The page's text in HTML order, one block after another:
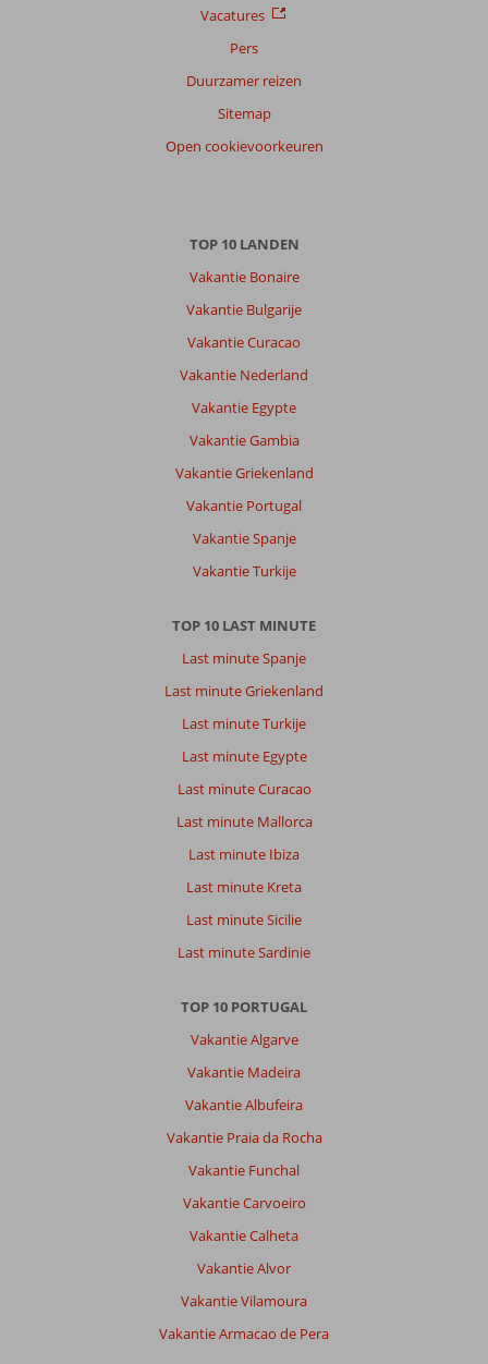
Vacatures
Pers
Duurzamer reizen
Sitemap
Open cookievoorkeuren
TOP 10 LANDEN
Vakantie Bonaire
Vakantie Bulgarije
Vakantie Curacao
Vakantie Nederland
Vakantie Egypte
Vakantie Gambia
Vakantie Griekenland
Vakantie Portugal
Vakantie Spanje
Vakantie Turkije
TOP 10 LAST MINUTE
Last minute Spanje
Last minute Griekenland
Last minute Turkije
Last minute Egypte
Last minute Curacao
Last minute Mallorca
Last minute Ibiza
Last minute Kreta
Last minute Sicilie
Last minute Sardinie
TOP 10 PORTUGAL
Vakantie Algarve
Vakantie Madeira
Vakantie Albufeira
Vakantie Praia da Rocha
Vakantie Funchal
Vakantie Carvoeiro
Vakantie Calheta
Vakantie Alvor
Vakantie Vilamoura
Vakantie Armacao de Pera